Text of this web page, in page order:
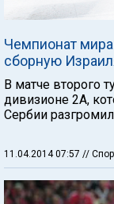
Чемпионат
сборную
В матче второго
дивизионе 2А,
Сербии
11.04.2014 07:57 //